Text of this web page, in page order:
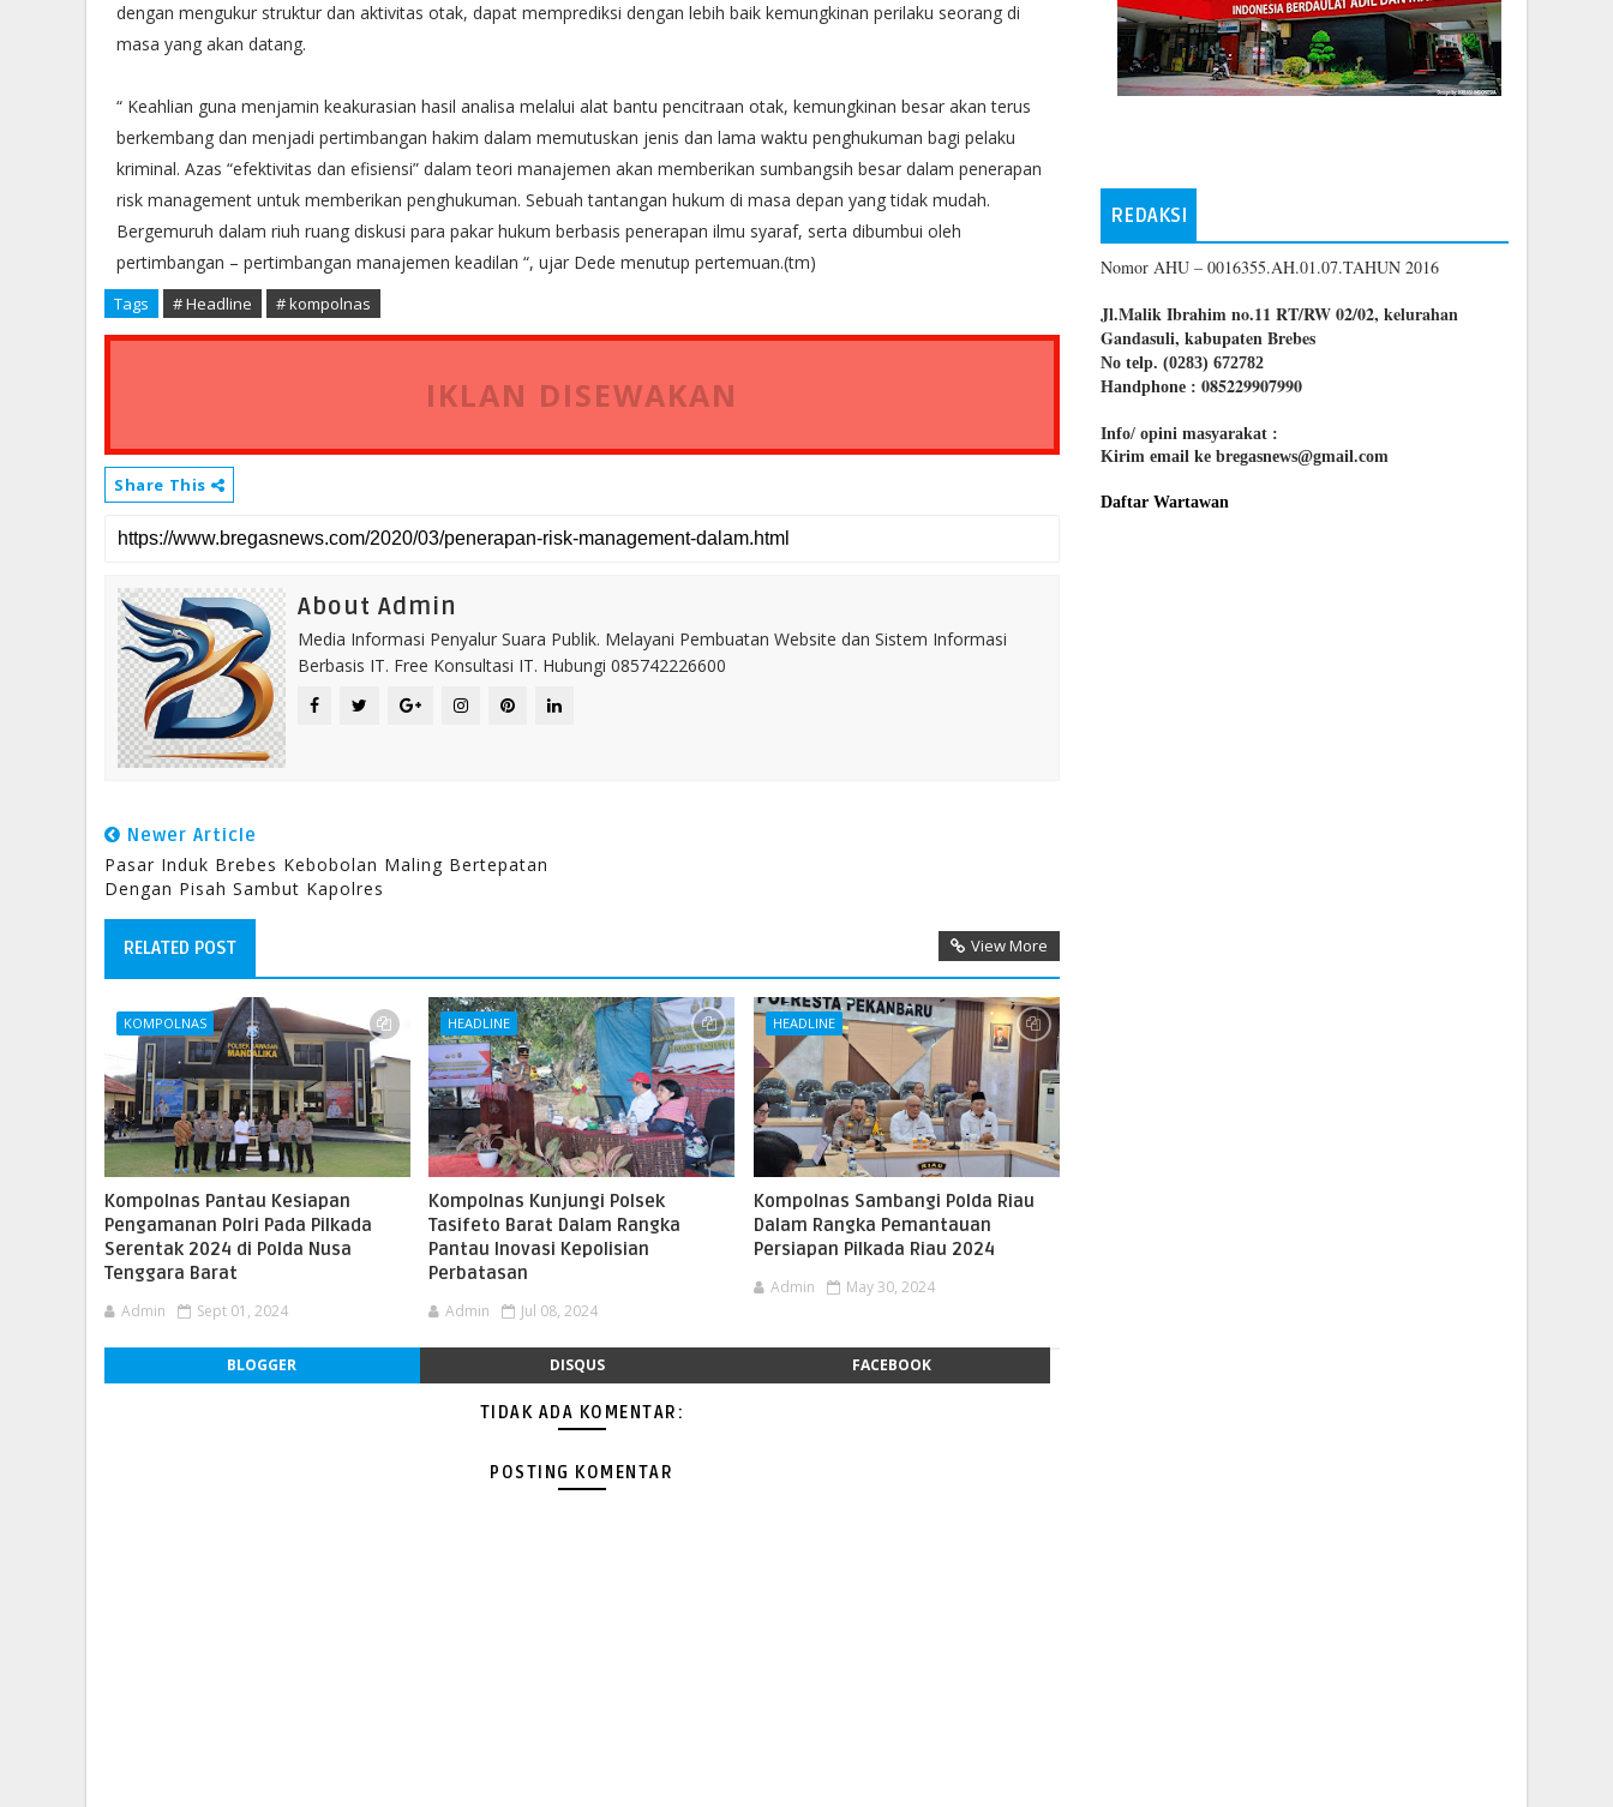
dengan mengukur struktur dan aktivitas otak, dapat memprediksi dengan lebih baik kemungkinan perilaku seorang di
masa yang akan datang.
“ Keahlian guna menjamin keakurasian hasil analisa melalui alat bantu pencitraan otak, kemungkinan besar akan terus
berkembang dan menjadi pertimbangan hakim dalam memutuskan jenis dan lama waktu penghukuman bagi pelaku
kriminal. Azas “efektivitas dan efisiensi” dalam teori manajemen akan memberikan sumbangsih besar dalam penerapan
risk management untuk memberikan penghukuman. Sebuah tantangan hukum di masa depan yang tidak mudah.
Bergemuruh dalam riuh ruang diskusi para pakar hukum berbasis penerapan ilmu syaraf, serta dibumbui oleh
pertimbangan – pertimbangan manajemen keadilan “, ujar Dede menutup pertemuan.(tm)
Tags # Headline # kompolnas
IKLAN DISEWAKAN
Share This
About Admin
Media Informasi Penyalur Suara Publik. Melayani Pembuatan Website dan Sistem Informasi
Berbasis IT. Free Konsultasi IT. Hubungi 085742226600
Newer Article
Pasar Induk Brebes Kebobolan Maling Bertepatan
Dengan Pisah Sambut Kapolres
RELATED POST View More
KOMPOLNAS
Kompolnas Pantau Kesiapan
Pengamanan Polri Pada Pilkada
Serentak 2024 di Polda Nusa
Tenggara Barat
Admin Sept 01, 2024
HEADLINE
Kompolnas Kunjungi Polsek
Tasifeto Barat Dalam Rangka
Pantau Inovasi Kepolisian
Perbatasan
Admin Jul 08, 2024
HEADLINE
Kompolnas Sambangi Polda Riau
Dalam Rangka Pemantauan
Persiapan Pilkada Riau 2024
Admin May 30, 2024
BLOGGER DISQUS FACEBOOK
TIDAK ADA KOMENTAR:
POSTING KOMENTAR
REDAKSI
Nomor AHU – 0016355.AH.01.07.TAHUN 2016
Jl.Malik Ibrahim no.11 RT/RW 02/02, kelurahan
Gandasuli, kabupaten Brebes
No telp. (0283) 672782
Handphone : 085229907990
Info/ opini masyarakat :
Kirim email ke bregasnews@gmail.com
Daftar Wartawan